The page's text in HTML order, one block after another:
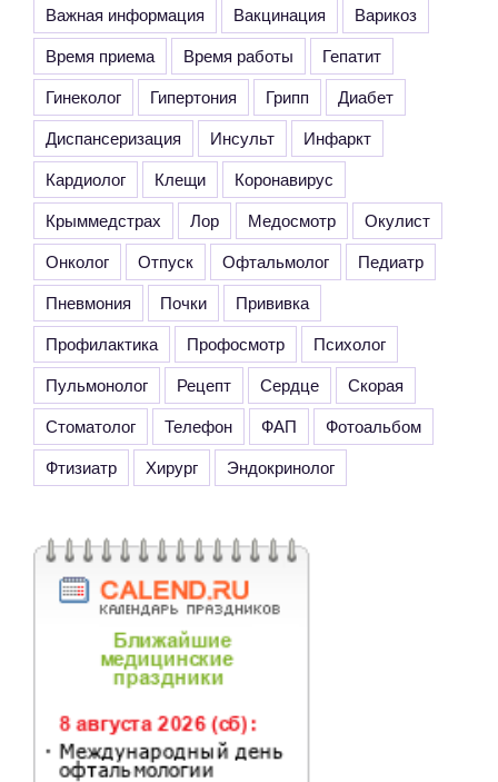
Важная информация
Вакцинация
Варикоз
Время приема
Время работы
Гепатит
Гинеколог
Гипертония Грипп
Диабет
Диспансеризация
Инсульт
Инфаркт
Кардиолог
Клещи
Коронавирус
Крыммедстрах
Лор Медосмотр
Окулист
Онколог
Отпуск Офтальмолог
Педиатр
Пневмония
Почки
Прививка
Профилактика
Профосмотр
Психолог
Пульмонолог
Рецепт Сердце
Скорая
Стоматолог
Телефон ФАП
Фотоальбом
Фтизиатр
Хирург Эндокринолог